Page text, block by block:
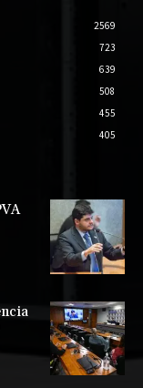
2569
723
639
508
455
405